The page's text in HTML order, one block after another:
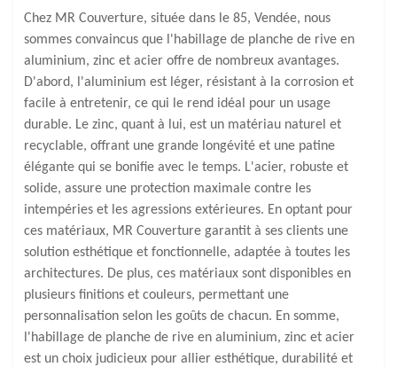
Chez MR Couverture, située dans le 85, Vendée, nous
sommes convaincus que l'habillage de planche de rive en
aluminium, zinc et acier offre de nombreux avantages.
D'abord, l'aluminium est léger, résistant à la corrosion et
facile à entretenir, ce qui le rend idéal pour un usage
durable. Le zinc, quant à lui, est un matériau naturel et
recyclable, offrant une grande longévité et une patine
élégante qui se bonifie avec le temps. L'acier, robuste et
solide, assure une protection maximale contre les
intempéries et les agressions extérieures. En optant pour
ces matériaux, MR Couverture garantit à ses clients une
solution esthétique et fonctionnelle, adaptée à toutes les
architectures. De plus, ces matériaux sont disponibles en
plusieurs finitions et couleurs, permettant une
personnalisation selon les goûts de chacun. En somme,
l'habillage de planche de rive en aluminium, zinc et acier
est un choix judicieux pour allier esthétique, durabilité et